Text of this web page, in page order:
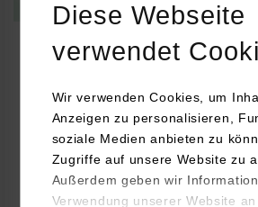
Diese Webseite
verwendet
Wir verwenden Cookies, um
Anzeigen zu personalisieren,
soziale Medien anbieten zu
Zugriffe auf unsere Website zu
Außerdem geben wir
Verwendung unserer Website
Informatik
aformatik Training & Consulting
Tilsiterstr. 6
71065 Sindelfingen